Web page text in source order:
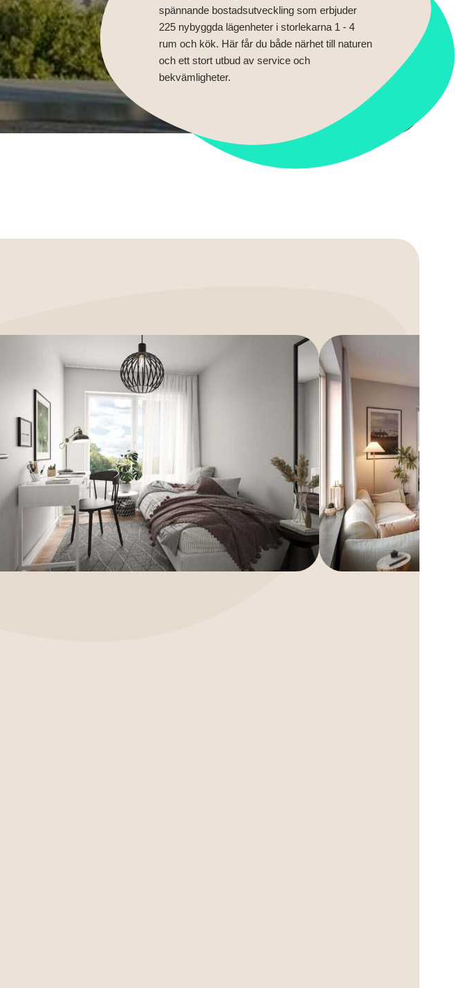
spännande bostadsutveckling som erbjuder
225 nybyggda lägenheter i storlekarna 1 - 4
rum och kök. Här får du både närhet till naturen
och ett stort utbud av service och
bekvämligheter.